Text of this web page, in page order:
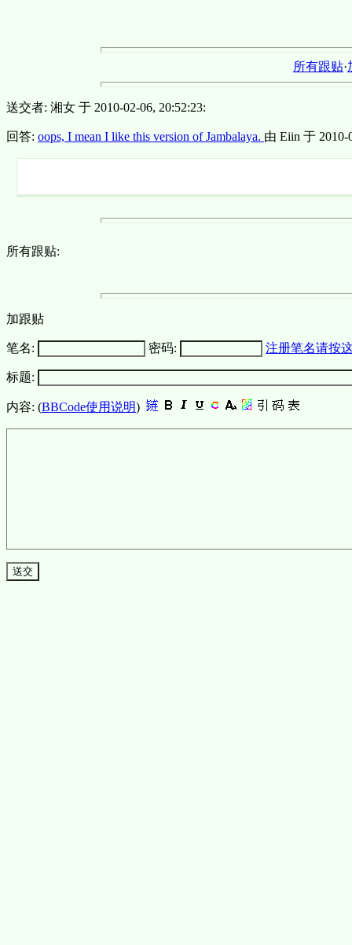
所有跟贴·
送交者: 湘女 于 2010-02-06, 20:52:23:
回答: oops, I mean I like this version of Jambalaya. 由 Eiin 于 2010-
所有跟贴:
加跟贴
笔名: 密码: 注册笔名请按
标题:
内容: (BBCode使用说明)